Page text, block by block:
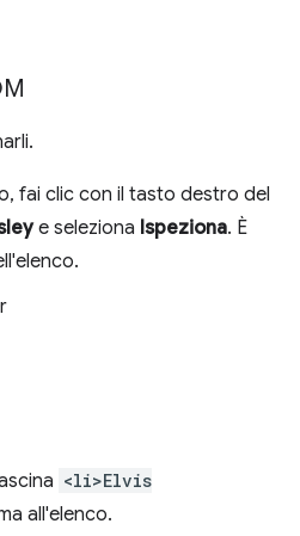
fai clic con il tasto destro del
e seleziona Ispeziona. È
<li>Elvis
all'elenco.